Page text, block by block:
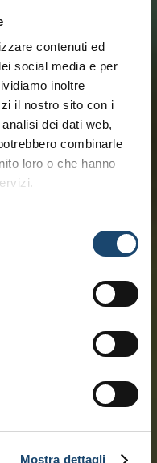
contenuti ed
social media e per
inoltre
il nostro sito con i
dei dati web,
combinarle
loro o che hanno
Mostra dettagli